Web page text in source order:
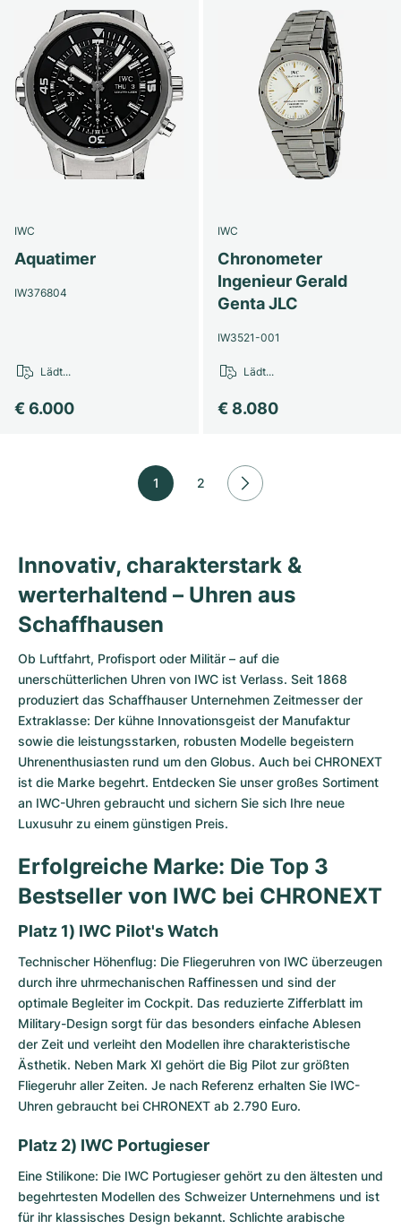
IWC
Aquatimer
IW376804
€ 6.000
Lädt...
IWC
Chronometer
Ingenieur Gerald
Genta JLC
IW3521-001
€ 8.080
Lädt...
1 2
Innovativ, charakterstark &
werterhaltend – Uhren aus
Schaffhausen
Ob Luftfahrt, Profisport oder Militär – auf die
unerschütterlichen Uhren von IWC ist Verlass. Seit 1868
produziert das Schaffhauser Unternehmen Zeitmesser der
Extraklasse: Der kühne Innovationsgeist der Manufaktur
sowie die leistungsstarken, robusten Modelle begeistern
Uhrenenthusiasten rund um den Globus. Auch bei CHRONEXT
ist die Marke begehrt. Entdecken Sie unser großes Sortiment
an IWC-Uhren gebraucht und sichern Sie sich Ihre neue
Luxusuhr zu einem günstigen Preis.
Erfolgreiche Marke: Die Top 3
Bestseller von IWC bei CHRONEXT
Platz 1) IWC Pilot's Watch
Technischer Höhenflug: Die Fliegeruhren von IWC überzeugen
durch ihre uhrmechanischen Raffinessen und sind der
optimale Begleiter im Cockpit. Das reduzierte Zifferblatt im
Military-Design sorgt für das besonders einfache Ablesen
der Zeit und verleiht den Modellen ihre charakteristische
Ästhetik. Neben Mark XI gehört die Big Pilot zur größten
Fliegeruhr aller Zeiten. Je nach Referenz erhalten Sie IWC-
Uhren gebraucht bei CHRONEXT ab 2.790 Euro.
Platz 2) IWC Portugieser
Eine Stilikone: Die IWC Portugieser gehört zu den ältesten und
begehrtesten Modellen des Schweizer Unternehmens und ist
für ihr klassisches Design bekannt. Schlichte arabische